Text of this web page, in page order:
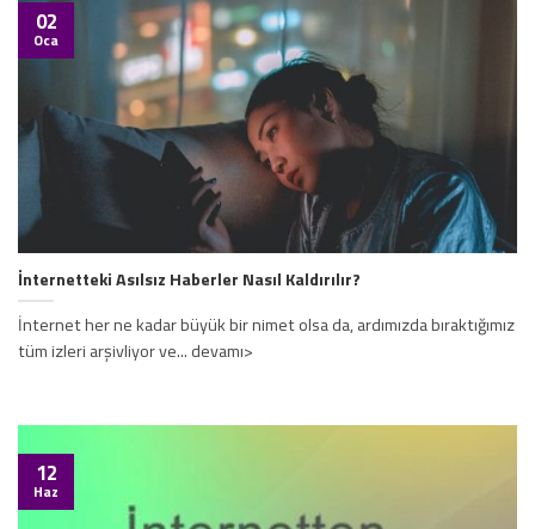
İnternetteki Asılsız Haberler Nasıl Kaldırılır?
İnternet her ne kadar büyük bir nimet olsa da, ardımızda bıraktığımız
tüm izleri arşivliyor ve... devamı>
02
Oca
12
Haz